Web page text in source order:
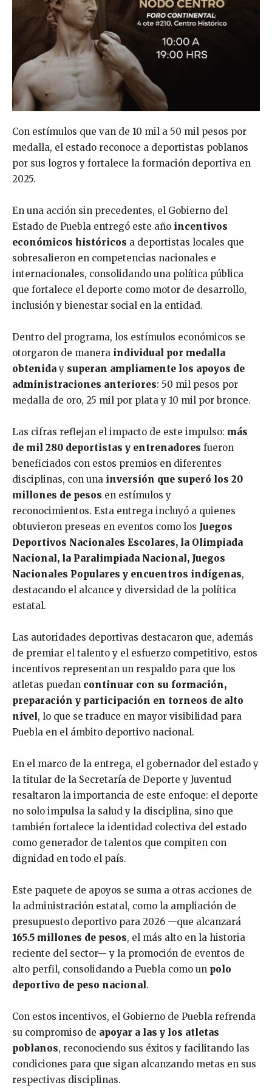
Con estímulos que van de 10 mil a 50 mil pesos por
medalla, el estado reconoce a deportistas poblanos
por sus logros y fortalece la formación deportiva en
2025.
En una acción sin precedentes, el Gobierno del
Estado de Puebla entregó este año incentivos
económicos históricos a deportistas locales que
sobresalieron en competencias nacionales e
internacionales, consolidando una política pública
que fortalece el deporte como motor de desarrollo,
inclusión y bienestar social en la entidad.
Dentro del programa, los estímulos económicos se
otorgaron de manera individual por medalla
obteniday superan ampliamente los apoyos de
administraciones anteriores: 50 mil pesos por
medalla de oro, 25 mil por plata y 10 mil por bronce.
Las cifras reflejan el impacto de este impulso: más
de mil 280 deportistas y entrenadores fueron
beneficiados con estos premios en diferentes
disciplinas, con una inversión que superó los 20
millones de pesos en estímulos y
reconocimientos. Esta entrega incluyó a quienes
obtuvieron preseas en eventos como los Juegos
Deportivos Nacionales Escolares, la Olimpiada
Nacional, la Paralimpiada Nacional, Juegos
Nacionales Populares y encuentros indígenas,
destacando el alcance y diversidad de la política
estatal.
Las autoridades deportivas destacaron que, además
de premiar el talento y el esfuerzo competitivo, estos
incentivos representan un respaldo para que los
atletas puedan continuar con su formación,
preparación y participación en torneos de alto
nivel, lo que se traduce en mayor visibilidad para
Puebla en el ámbito deportivo nacional.
En el marco de la entrega, el gobernador del estado y
la titular de la Secretaría de Deporte y Juventud
resaltaron la importancia de este enfoque: el deporte
no solo impulsa la salud y la disciplina, sino que
también fortalece la identidad colectiva del estado
como generador de talentos que compiten con
dignidad en todo el país.
Este paquete de apoyos se suma a otras acciones de
la administración estatal, como la ampliación de
presupuesto deportivo para 2026 —que alcanzará
165.5 millones de pesos, el más alto en la historia
reciente del sector— y la promoción de eventos de
alto perfil, consolidando a Puebla como un polo
deportivo de peso nacional.
Con estos incentivos, el Gobierno de Puebla refrenda
su compromiso de apoyar a las y los atletas
poblanos, reconociendo sus éxitos y facilitando las
condiciones para que sigan alcanzando metas en sus
respectivas disciplinas.